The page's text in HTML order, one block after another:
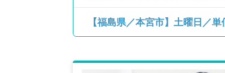
【福島県／本宮市】土曜日／